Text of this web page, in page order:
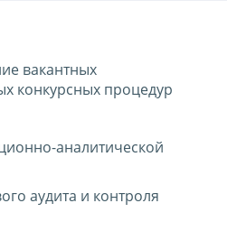
вакантных
конкурсных процедур
аналитической
аудита и контроля